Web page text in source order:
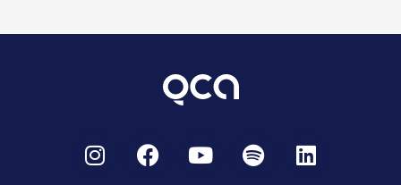
I
n
F
a
Y
o
S
p
L
i